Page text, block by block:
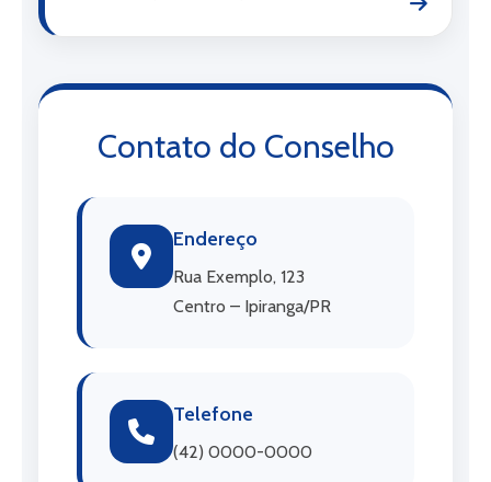
Contato do Conselho
Endereço
Rua Exemplo, 123
Centro – Ipiranga/PR
Telefone
(42) 0000-0000